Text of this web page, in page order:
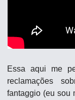
Essa aqui me
reclamações
fantaggio (eu sou